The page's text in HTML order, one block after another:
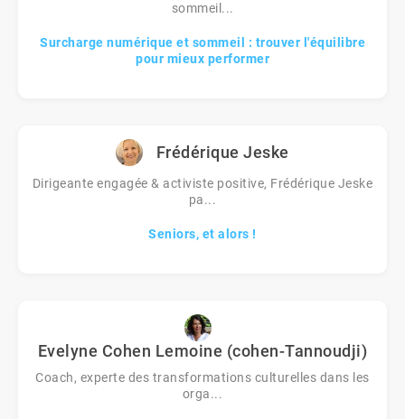
sommeil...
Surcharge numérique et sommeil : trouver l'équilibre
pour mieux performer
Frédérique Jeske
Dirigeante engagée & activiste positive, Frédérique Jeske
pa...
Seniors, et alors !
Evelyne Cohen Lemoine (cohen-Tannoudji)
Coach, experte des transformations culturelles dans les
orga...